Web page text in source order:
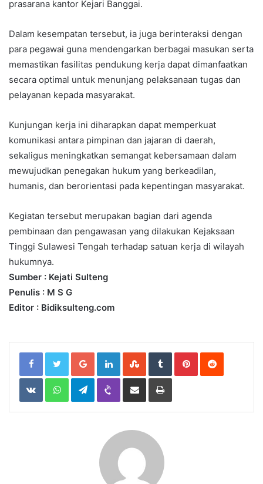
prasarana kantor Kejari Banggai.
Dalam kesempatan tersebut, ia juga berinteraksi dengan
para pegawai guna mendengarkan berbagai masukan serta
memastikan fasilitas pendukung kerja dapat dimanfaatkan
secara optimal untuk menunjang pelaksanaan tugas dan
pelayanan kepada masyarakat.
Kunjungan kerja ini diharapkan dapat memperkuat
komunikasi antara pimpinan dan jajaran di daerah,
sekaligus meningkatkan semangat kebersamaan dalam
mewujudkan penegakan hukum yang berkeadilan,
humanis, dan berorientasi pada kepentingan masyarakat.
Kegiatan tersebut merupakan bagian dari agenda
pembinaan dan pengawasan yang dilakukan Kejaksaan
Tinggi Sulawesi Tengah terhadap satuan kerja di wilayah
hukumnya.
Sumber : Kejati Sulteng
Penulis : M S G
Editor : Bidiksulteng.com
Google+LinkedInStumbleUpon
TumblrPinterestReddit
VKontakteWhatsAppTelegramViber Share
Email
Print